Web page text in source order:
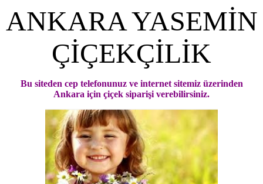
ANKARA YASEMİN
ÇİÇEKÇİLİK
Bu siteden cep telefonunuz ve internet sitemiz üzerinden
Ankara için çiçek siparişi verebilirsiniz.